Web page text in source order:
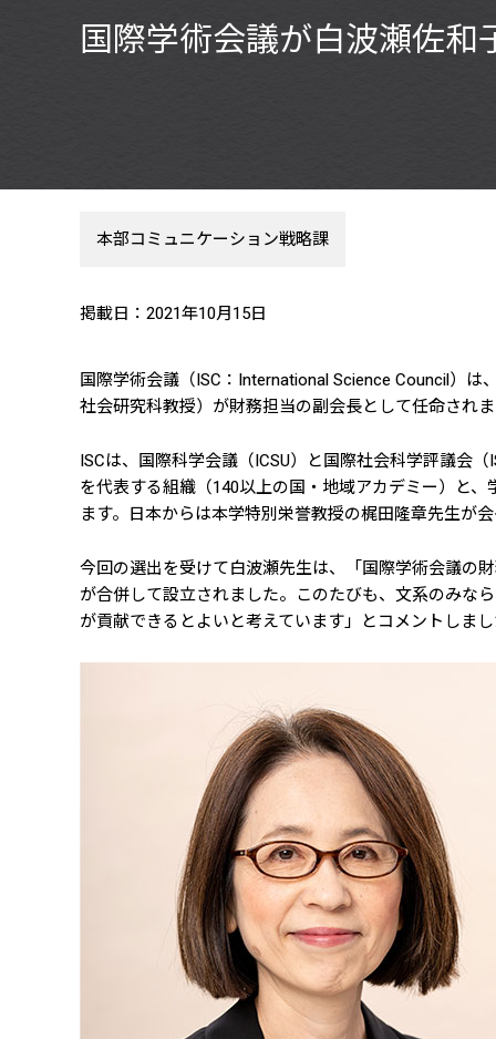
国際学術会議が白波瀬佐和
本部コミュニケーション戦略課
掲載日：2021年10月15日
国際学術会議（ISC：International Science Council）
社会研究科教授）が財務担当の副会長として任命され
ISCは、国際科学会議（ICSU）と国際社会科学評議会
を代表する組織（140以上の国・地域アカデミー）と
ます。日本からは本学特別栄誉教授の梶田隆章先生が
今回の選出を受けて白波瀬先生は、「国際学術会議の
が合併して設立されました。このたびも、文系のみな
が貢献できるとよいと考えています」とコメントしま